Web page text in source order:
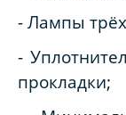
- Лампы
-
прокладки;